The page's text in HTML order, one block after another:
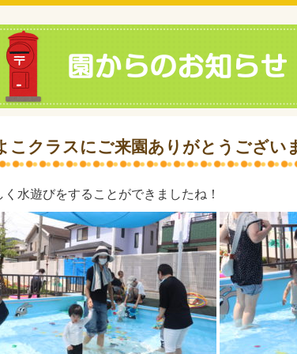
こクラスにご来園ありがとうござい
く水遊びをすることができましたね！